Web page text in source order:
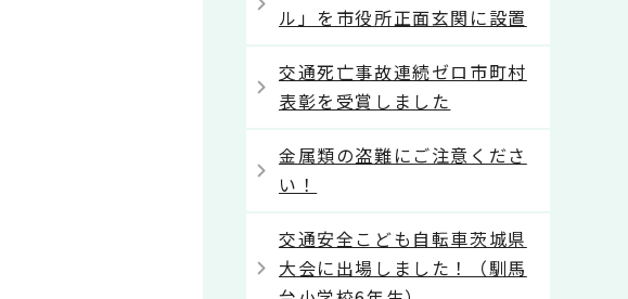
ル」を市役所正面玄関に設置
交通死亡事故連続ゼロ市町村
表彰を受賞しました
金属類の盗難にご注意くださ
い！
交通安全こども自転車茨城県
大会に出場しました！（馴馬